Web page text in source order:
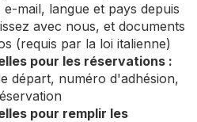
mail, langue et pays depuis
avec nous, et documents
(requis par la loi italienne)
pour les réservations :
départ, numéro d'adhésion,
pour remplir les